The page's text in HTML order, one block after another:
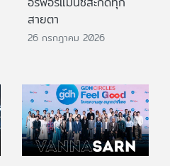
สายตา
26 กรกฎาคม 2026